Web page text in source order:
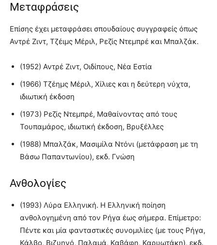
Μεταφράσεις
Επίσης έχει μεταφράσει σπουδαίους συγγραφείς όπως
Αντρέ Ζιντ, Τζέιμς Μέριλ, Ρεζίς Ντεμπρέ και Μπαλζάκ.
(1952) Αντρέ Ζιντ, Οιδίπους, Νέα Εστία
(1966) Τζέημς Μέριλ, Χίλιες και η δεύτερη νύχτα,
ιδιωτική έκδοση
(1973) Ρεζίς Ντεμπρέ, Μαθαίνοντας από τους
Τουπαμάρος, ιδιωτική έκδοση, Βρυξέλλες
(1988) Μπαλζάκ, Μασιμίλα Ντόνι (μετάφραση με τη
Βάσω Παπαντωνίου), εκδ. Γνώση
Ανθολογίες
(1993) Λύρα Ελληνική. Η Ελληνική ποίηση
ανθολογημένη από τον Ρήγα έως σήμερα. Επίμετρο:
Πέντε και μία φανταστικές συνομιλίες (με τους Ρήγα,
Κάλβο, Βιζυηνό, Παλαμά, Καβάφη, Καρυωτάκη), εκδ.